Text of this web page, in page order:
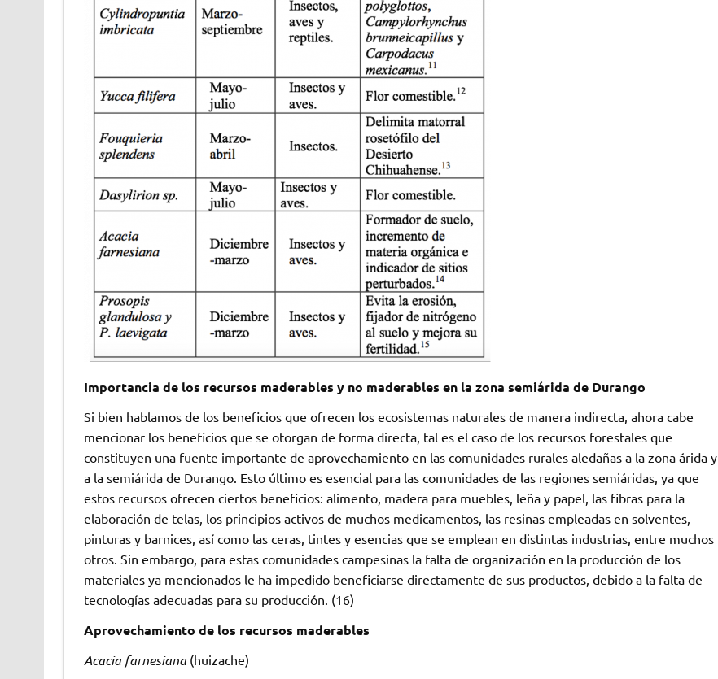
Importancia de los recursos maderables y no maderables en la zona semiárida de Durango
Si bien hablamos de los beneficios que ofrecen los ecosistemas naturales de manera indirecta, ahora cabe
mencionar los beneficios que se otorgan de forma directa, tal es el caso de los recursos forestales que
constituyen una fuente importante de aprovechamiento en las comunidades rurales aledañas a la zona árida y
a la semiárida de Durango. Esto último es esencial para las comunidades de las regiones semiáridas, ya que
estos recursos ofrecen ciertos beneficios: alimento, madera para muebles, leña y papel, las fibras para la
elaboración de telas, los principios activos de muchos medicamentos, las resinas empleadas en solventes,
pinturas y barnices, así como las ceras, tintes y esencias que se emplean en distintas industrias, entre muchos
otros. Sin embargo, para estas comunidades campesinas la falta de organización en la producción de los
materiales ya mencionados le ha impedido beneficiarse directamente de sus productos, debido a la falta de
tecnologías adecuadas para su producción. (16)
Aprovechamiento de los recursos maderables
Acacia farnesiana(huizache)